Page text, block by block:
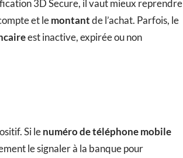
3D Secure, il vaut mieux reprendre
et lemontantde l’achat. Parfois, le
est inactive, expirée ou non
Si lenuméro de téléphone mobile
le signaler à la banque pour